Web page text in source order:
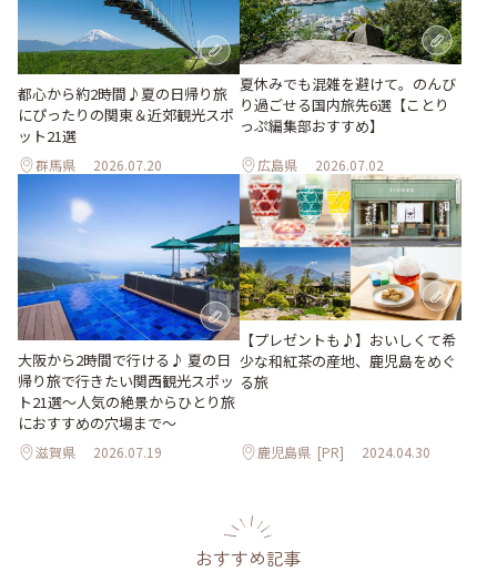
都心から約2時間♪夏の日帰り旅
にぴったりの関東＆近郊観光スポ
ット21選
群馬県 2026.07.20
夏休みでも混雑を避けて。のんび
り過ごせる国内旅先6選【ことり
っぷ編集部おすすめ】
広島県 2026.07.02
大阪から2時間で行ける♪ 夏の日
帰り旅で行きたい関西観光スポッ
ト21選～人気の絶景からひとり旅
におすすめの穴場まで～
滋賀県 2026.07.19
【プレゼントも♪】おいしくて希
少な和紅茶の産地、鹿児島をめぐ
る旅
鹿児島県 [PR] 2024.04.30
おすすめ記事